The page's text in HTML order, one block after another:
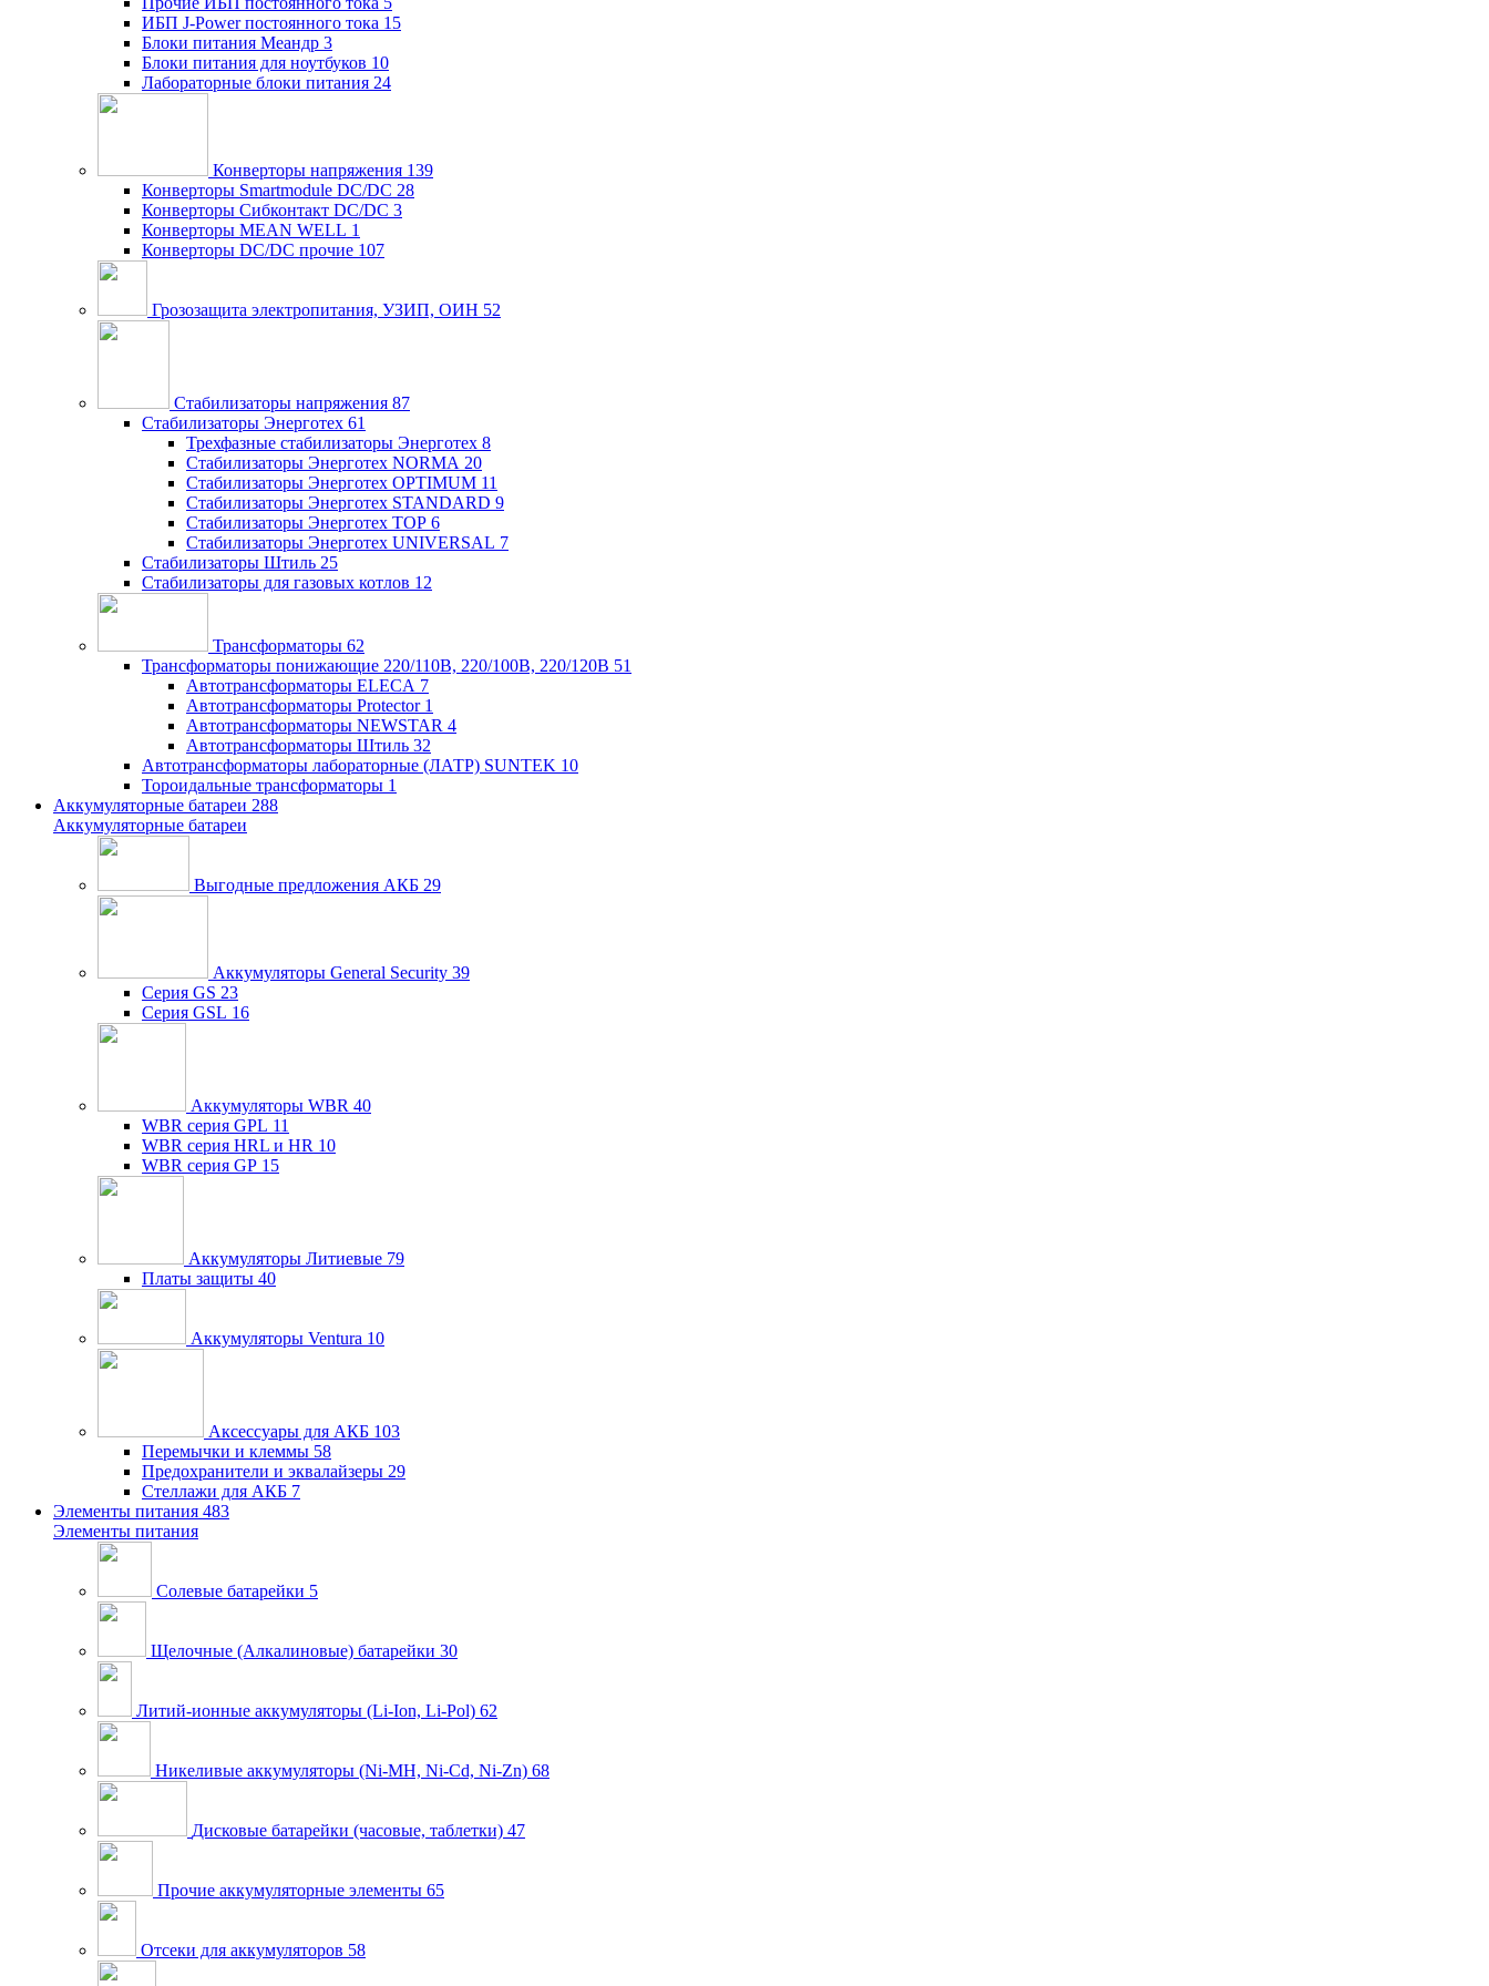
ИБП J-Power постоянного тока 15
Блоки питания Меандр 3
Блоки питания для ноутбуков 10
Лабораторные блоки питания 24
Конверторы напряжения 139
Конверторы Smartmodule DC/DC 28
Конверторы Сибконтакт DC/DC 3
Конверторы MEAN WELL 1
Конверторы DC/DC прочие 107
Грозозащита электропитания, УЗИП, ОИН 52
Стабилизаторы напряжения 87
Стабилизаторы Энерготех 61
Трехфазные стабилизаторы Энерготех 8
Стабилизаторы Энерготех NORMA 20
Стабилизаторы Энерготех OPTIMUM 11
Стабилизаторы Энерготех STANDARD 9
Стабилизаторы Энерготех TOP 6
Стабилизаторы Энерготех UNIVERSAL 7
Стабилизаторы Штиль 25
Стабилизаторы для газовых котлов 12
Трансформаторы 62
Трансформаторы понижающие 220/110В, 220/100В, 220/120В 51
Автотрансформаторы ELECA 7
Автотрансформаторы Protector 1
Автотрансформаторы NEWSTAR 4
Автотрансформаторы Штиль 32
Автотрансформаторы лабораторные (ЛАТР) SUNTEK 10
Тороидальные трансформаторы 1
Аккумуляторные батареи 288
Аккумуляторные батареи
Выгодные предложения АКБ 29
Аккумуляторы General Security 39
Серия GS 23
Серия GSL 16
Аккумуляторы WBR 40
WBR серия GPL 11
WBR серия HRL и HR 10
WBR серия GP 15
Аккумуляторы Литиевые 79
Платы защиты 40
Аккумуляторы Ventura 10
Аксессуары для АКБ 103
Перемычки и клеммы 58
Предохранители и эквалайзеры 29
Стеллажи для АКБ 7
Элементы питания 483
Элементы питания
Солевые батарейки 5
Щелочные (Алкалиновые) батарейки 30
Литий-ионные аккумуляторы (Li-Ion, Li-Pol) 62
Никеливые аккумуляторы (Ni-MH, Ni-Cd, Ni-Zn) 68
Дисковые батарейки (часовые, таблетки) 47
Прочие аккумуляторные элементы 65
Отсеки для аккумуляторов 58